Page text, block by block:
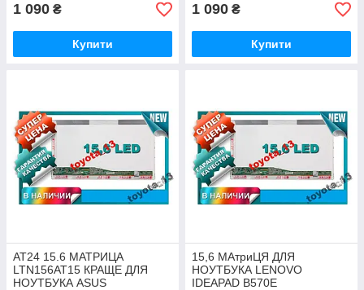
1 090 ₴
Купити
1 090 ₴
Купити
AT24 15.6 МАТРИЦА
LTN156AT15 КРАЩЕ ДЛЯ
НОУТБУКА ASUS
15,6 МАтриЦЯ ДЛЯ
НОУТБУКА LENOVO
IDEAPAD B570E